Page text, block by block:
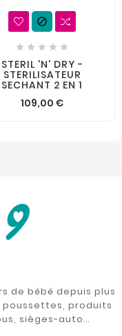

    
STERIL 'N' DRY -
STERILISATEUR
SECHANT 2 EN 1
109,00 €
de bébé depuis plus
poussettes, produits
sièges-auto…